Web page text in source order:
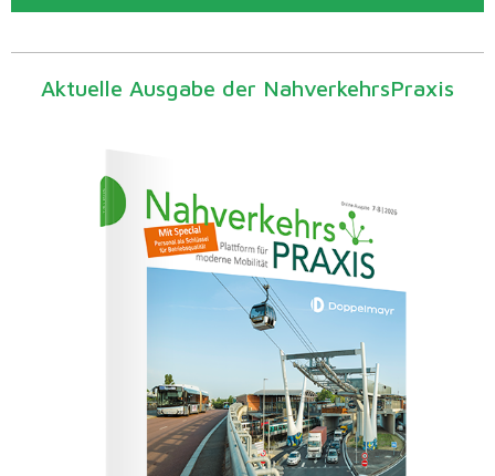
Aktuelle Ausgabe der NahverkehrsPraxis